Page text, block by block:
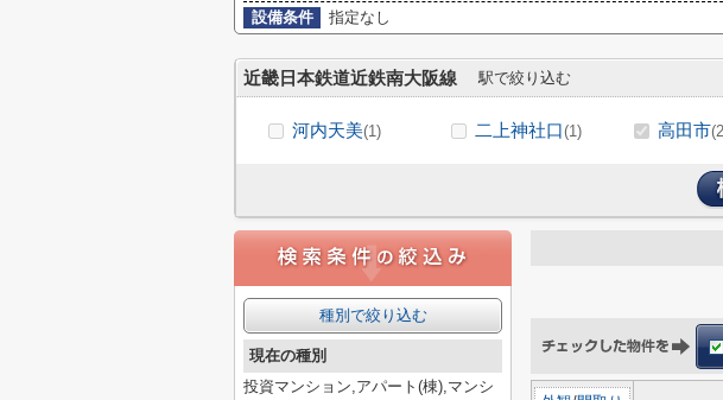
設備条件
指定なし
近畿日本鉄道近鉄南大阪線 駅で絞り込む
河内天美(1) 二上神社口(1) 高田市
種別で絞り込む
現在の種別
投資マンション,アパート(棟),マンシ